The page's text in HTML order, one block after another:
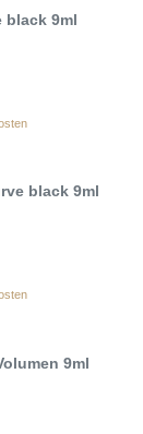
black 9ml
black 9ml
9ml